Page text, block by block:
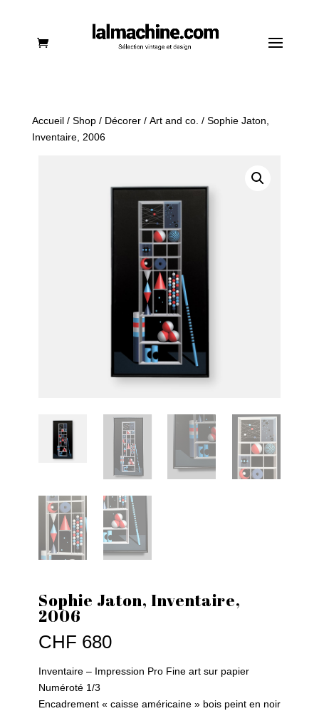
Accueil/ Shop/ Décorer/ Art and co. / Sophie Jaton,
Inventaire, 2006
Sophie Jaton, Inventaire,
2006
CHF 680
Inventaire – Impression Pro Fine art sur papier
Numéroté 1/3
Encadrement « caisse américaine » bois peint en noir